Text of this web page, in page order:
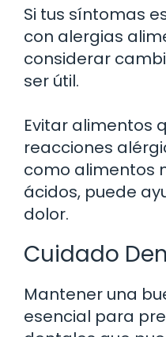
Si tus síntomas
con alergias
considerar
ser útil.
Evitar alimentos
reacciones
como alimentos
ácidos, puede
dolor.
Cuidado
Mantener una
esencial para